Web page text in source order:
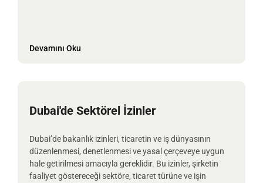
Devamını Oku
Dubai'de Sektörel İzinler
Dubai’de bakanlık izinleri, ticaretin ve iş dünyasının
düzenlenmesi, denetlenmesi ve yasal çerçeveye uygun
hale getirilmesi amacıyla gereklidir. Bu izinler, şirketin
faaliyet göstereceği sektöre, ticaret türüne ve işin